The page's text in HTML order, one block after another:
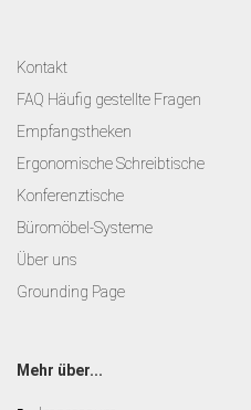
Kontakt
FAQ Häufig gestellte Fragen
Empfangstheken
Ergonomische Schreibtische
Konferenztische
Büromöbel-Systeme
Über uns
Grounding Page
Mehr über...